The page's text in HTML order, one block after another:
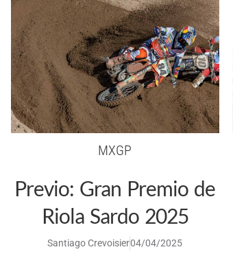
MXGP
Previo: Gran Premio de
Riola Sardo 2025
Santiago Crevoisier04/04/2025